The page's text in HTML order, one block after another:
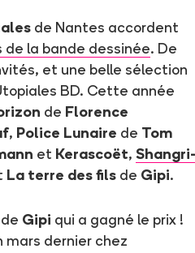
de Nantes accordent
de la bande dessinée. De
et une belle sélection
BD. Cette année
de Florence
, Police Lunaire de Tom
et Kerascoët, Shangri-
La terre des fils de Gipi.
de Gipi qui a gagné le prix !
mars dernier chez